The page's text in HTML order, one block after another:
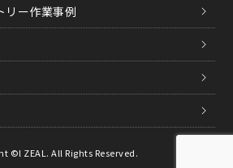
リー作業事例
©l ZEAL. All Rights Reserved.